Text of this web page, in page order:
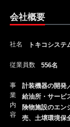
会社概要
社名 トキコシス
従業員数 556名
事
業
内
容
計装機器の開発
給油所・サービ
険物施設のエン
売、土壌環境保